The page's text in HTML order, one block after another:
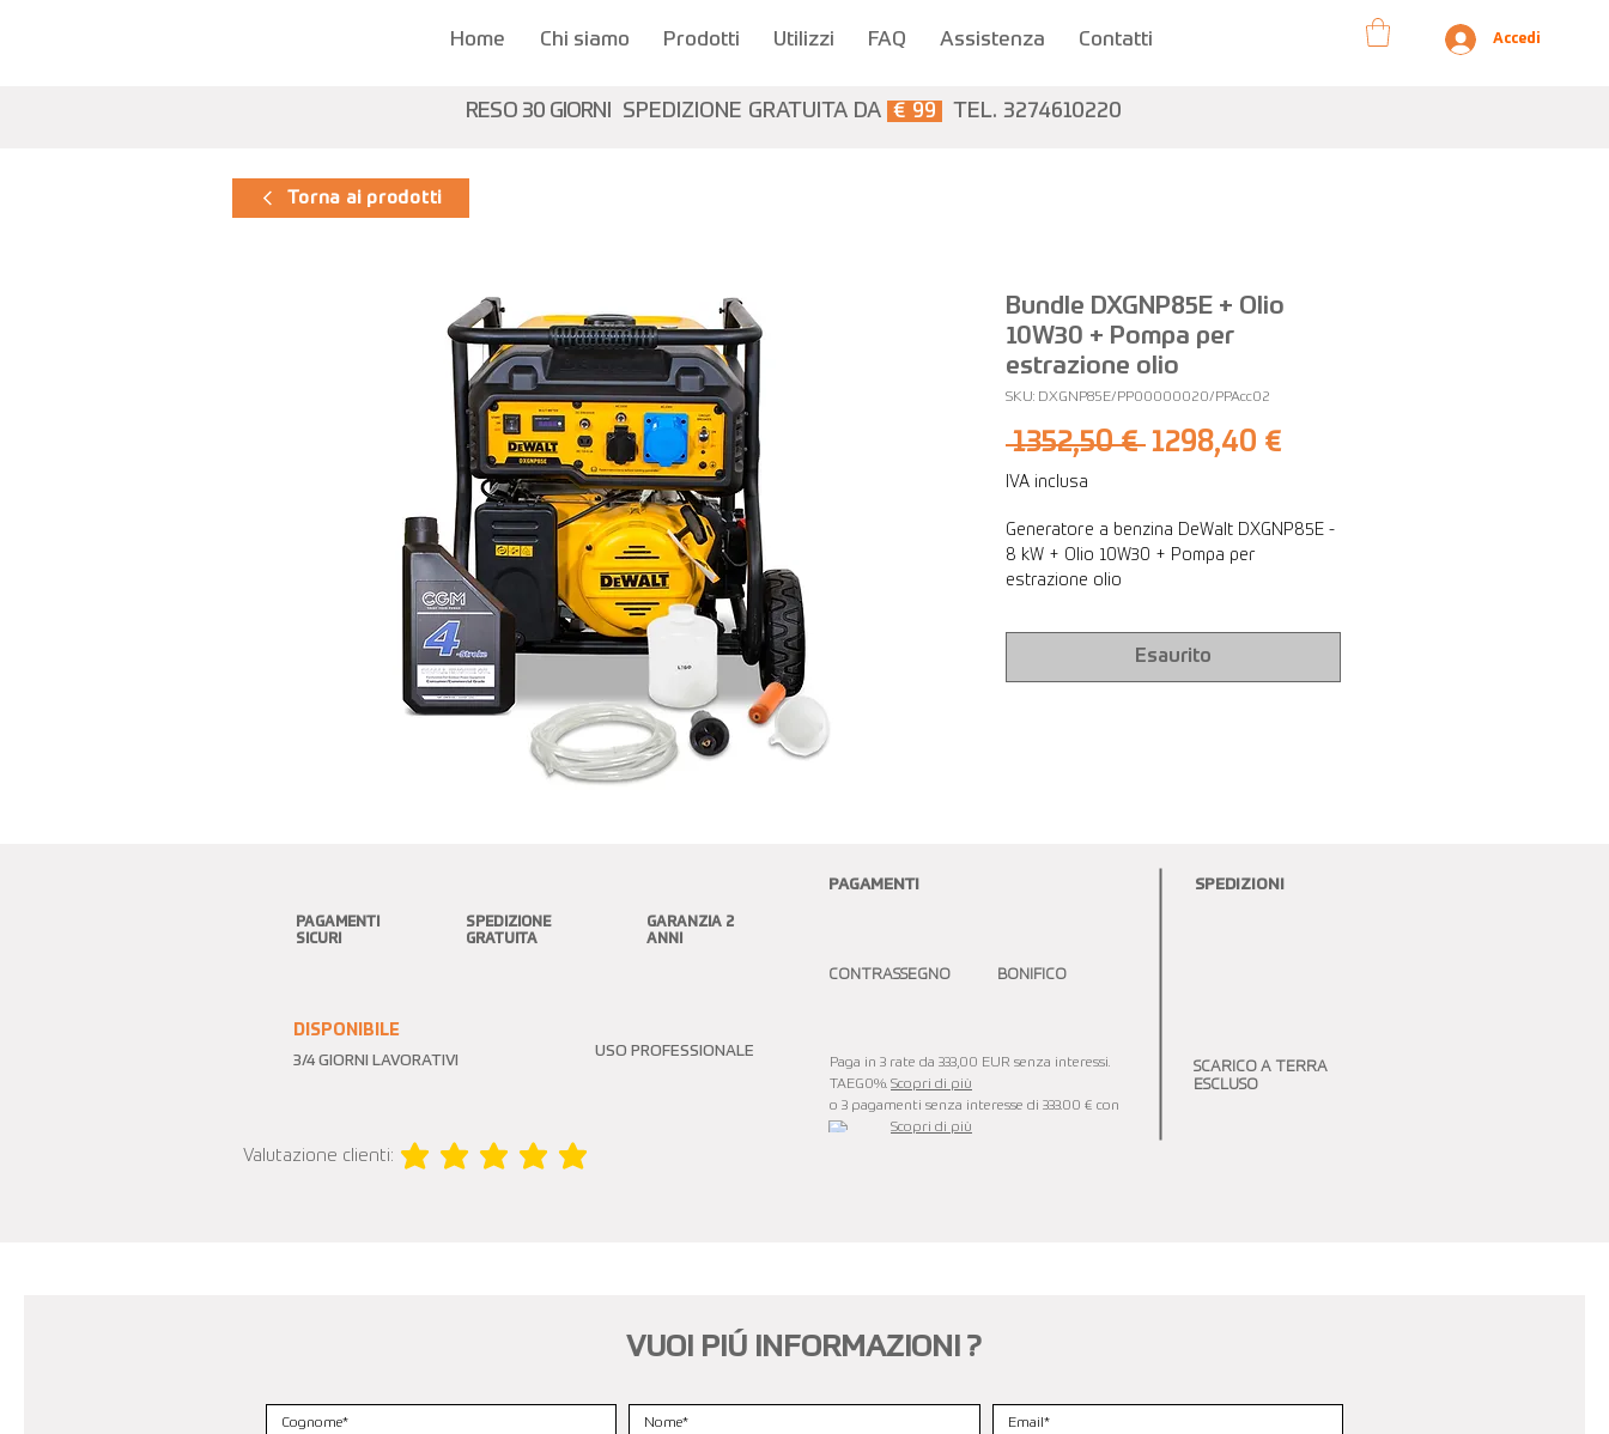
Home Chi siamo Prodotti Utilizzi FAQ Assistenza Contatti Accedi
RESO 30 GIORNI SPEDIZIONE GRATUITA DA € 99 TEL. 3274610220
Torna ai prodotti
Bundle DXGNP85E + Olio
10W30 + Pompa per
estrazione olio
SKU: DXGNP85E/PP00000020/PPAcc02
1352,50 € Prezzo
1298,40 €
IVA inclusa
Generatore a benzina DeWalt DXGNP85E -
8 kW + Olio 10W30 + Pompa per
estrazione olio
Esaurito
PAGAMENTI
SICURI
SPEDIZIONE
GRATUITA
GARANZIA 2
ANNI
DISPONIBILE
3/4 GIORNI LAVORATIVI
USO PROFESSIONALE
Valutazione clienti: la valutazione media è 5 su 5
PAGAMENTI
CONTRASSEGNO BONIFICO
SPEDIZIONI
Paga in 3 rate da 333,00 EUR senza interessi.
TAEG0%. Scopri di più
o 3 pagamenti senza interesse di 333.00 € con
Scopri di più
SCARICO A TERRA
ESCLUSO
VUOI PIÚ INFORMAZIONI ?